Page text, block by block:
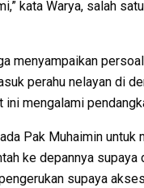
kata Warya, salah
menyampaikan
perahu nelayan di
ini mengalami
Pak Muhaimin untuk
ke depannya supaya
supaya